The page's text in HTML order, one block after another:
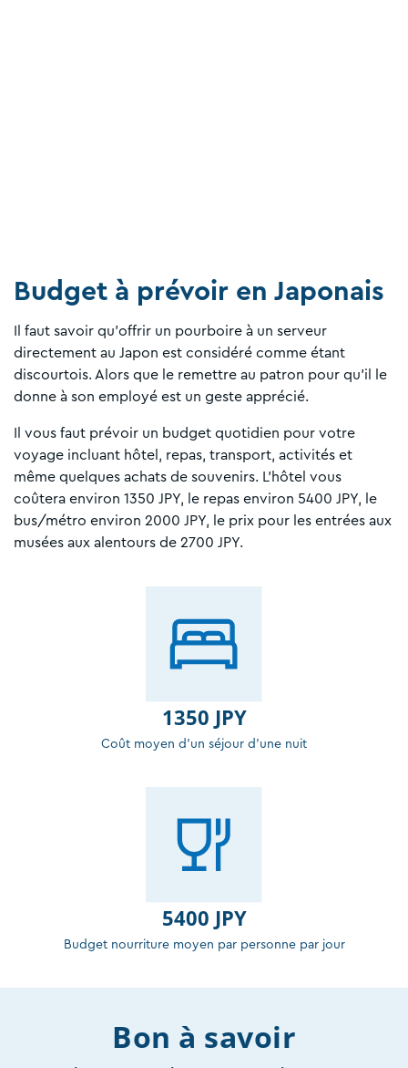
Budget à prévoir en Japonais
Il faut savoir qu'offrir un pourboire à un serveur
directement au Japon est considéré comme étant
discourtois. Alors que le remettre au patron pour qu’il le
donne à son employé est un geste apprécié.
Il vous faut prévoir un budget quotidien pour votre
voyage incluant hôtel, repas, transport, activités et
même quelques achats de souvenirs. L'hôtel vous
coûtera environ 1350 JPY, le repas environ 5400 JPY, le
bus/métro environ 2000 JPY, le prix pour les entrées aux
musées aux alentours de 2700 JPY.
1350 JPY
Coût moyen d'un séjour d'une nuit
5400 JPY
Budget nourriture moyen par personne par jour
Bon à savoir